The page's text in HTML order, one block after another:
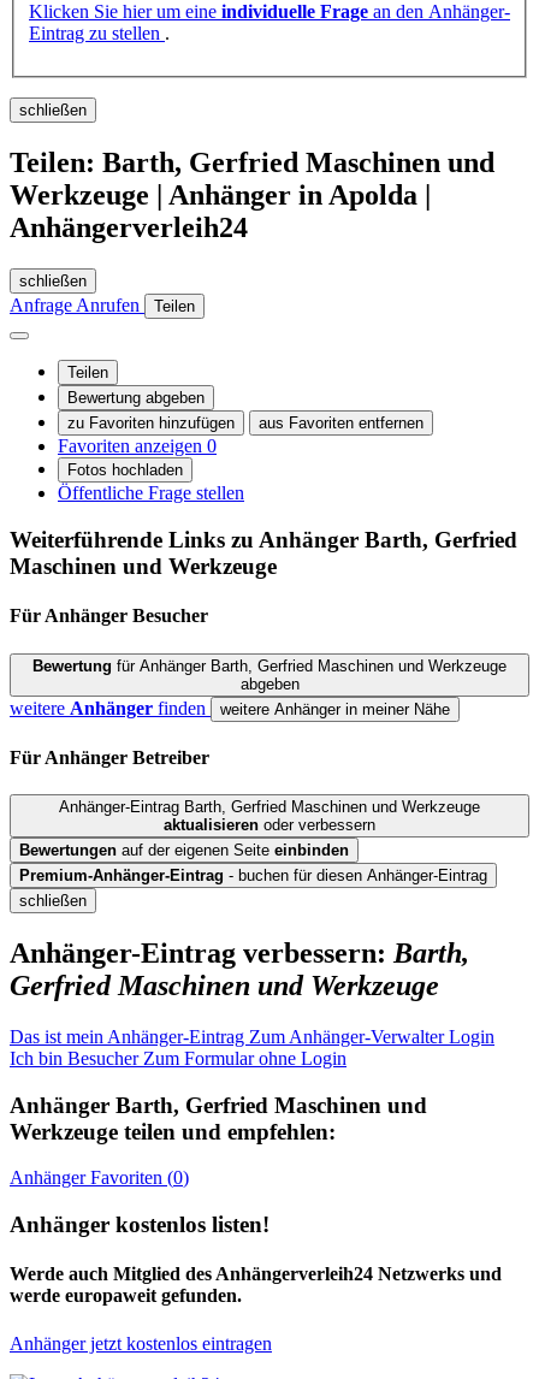
Klicken Sie hier um eine individuelle Frage an den Anhänger-
Eintrag zu stellen .
schließen
Teilen: Barth, Gerfried Maschinen und
Werkzeuge | Anhänger in Apolda |
Anhängerverleih24
schließen
Anfrage Anrufen Teilen
Teilen
Bewertung abgeben
zu Favoriten hinzufügen
aus Favoriten entfernen
Favoriten anzeigen 0
Fotos hochladen
Öffentliche Frage stellen
Weiterführende Links zu Anhänger Barth, Gerfried
Maschinen und Werkzeuge
Für Anhänger Besucher
Bewertung für Anhänger Barth, Gerfried Maschinen und Werkzeuge
abgeben
weitere Anhänger finden weitere Anhänger in meiner Nähe
Für Anhänger Betreiber
Anhänger-Eintrag Barth, Gerfried Maschinen und Werkzeuge
aktualisieren oder verbessern
Bewertungen auf der eigenen Seite einbinden
Premium-Anhänger-Eintrag - buchen für diesen Anhänger-Eintrag
schließen
Anhänger-Eintrag verbessern: Barth,
Gerfried Maschinen und Werkzeuge
Das ist mein Anhänger-Eintrag Zum Anhänger-Verwalter Login
Ich bin Besucher Zum Formular ohne Login
Anhänger Barth, Gerfried Maschinen und
Werkzeuge teilen und empfehlen:
AnhängerFavoriten (0)
Anhänger kostenlos listen!
Werde auch Mitglied des Anhängerverleih24 Netzwerks und
werde europaweit gefunden.
Anhänger jetzt kostenlos eintragen